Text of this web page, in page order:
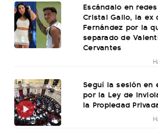
Escándalo en
Cristal Gallo, la ex
Fernández por la
separado de
Cervantes
Seguí la sesión en
por la Ley de
la Propiedad